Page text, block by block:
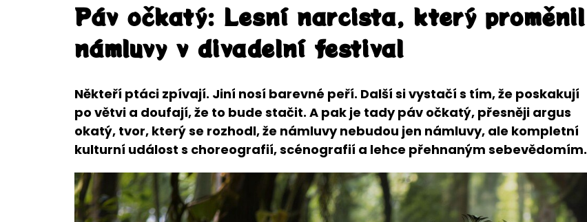
Páv očkatý: Lesní narcista, který proměnil
námluvy v divadelní festival
Někteří ptáci zpívají. Jiní nosí barevné peří. Další si vystačí s tím, že poskakují
po větvi a doufají, že to bude stačit. A pak je tady páv očkatý, přesněji argus
okatý, tvor, který se rozhodl, že námluvy nebudou jen námluvy, ale kompletní
kulturní událost s choreografií, scénografií a lehce přehnaným sebevědomím.